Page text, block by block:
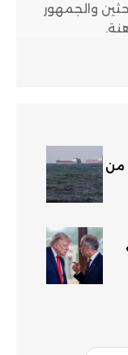
والجمهور
من